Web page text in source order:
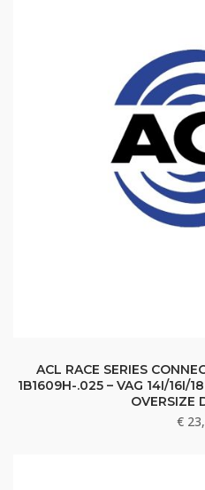
ACL RACE SERIES
1B1609H-.025 – VAG 14I/16I/
OVERSIZE
€